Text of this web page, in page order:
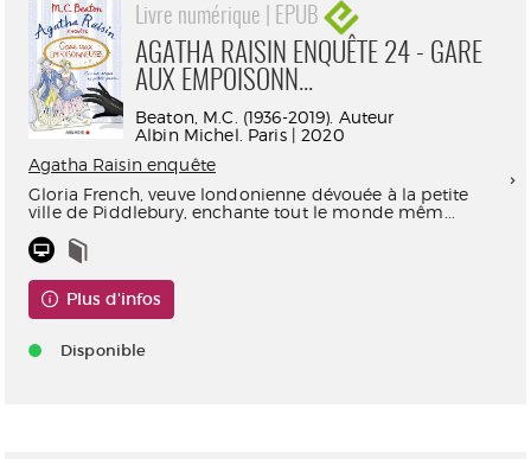
Livre numérique | EPUB
AGATHA RAISIN ENQUÊTE 24 - GARE
AUX EMPOISONN...
Beaton, M.C. (1936-2019). Auteur
Albin Michel. Paris | 2020
Agatha Raisin enquête
Gloria French, veuve londonienne dévouée à la petite
ville de Piddlebury, enchante tout le monde mêm...
Plus d'infos
Disponible